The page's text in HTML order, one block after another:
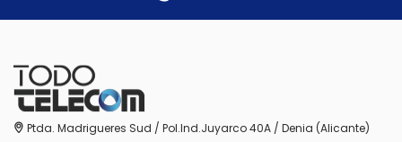
Ptda. Madrigueres Sud / Pol.Ind.Juyarco 40A / Denia (Alicante)